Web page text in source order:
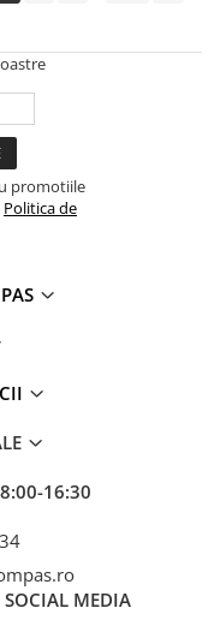
promotiile
Politica de
16:30
SOCIAL MEDIA